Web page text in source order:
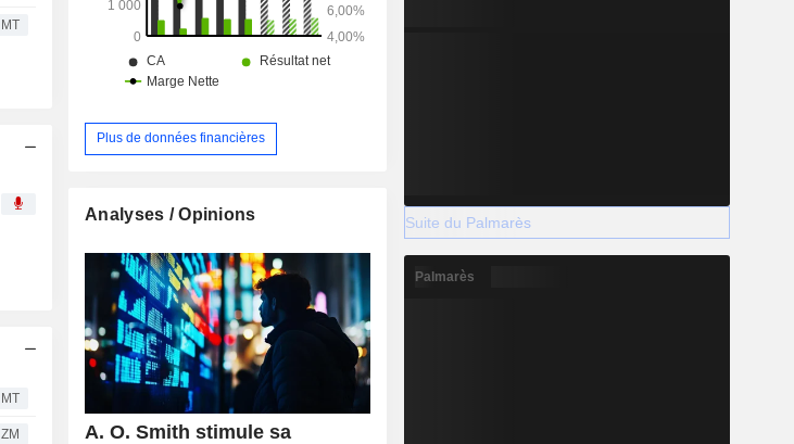
MT
MT
ZM
Plus de données financières
Analyses / Opinions
A. O. Smith stimule sa
Suite du Palmarès
Palmarès